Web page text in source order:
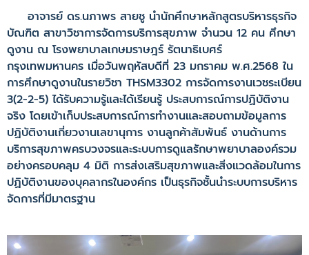
อาจารย์ ดร.นภาพร สายชู นำนักศึกษาหลักสูตรบริหารธุรกิจ
บัณฑิต สาขาวิชาการจัดการบริการสุขภาพ จำนวน 12 คน ศึกษา
ดูงาน ณ โรงพยาบาลเกษมราษฎร์ รัตนาธิเบศร์
กรุงเทพมหานคร เมื่อวันพฤหัสบดีที่ 23 มกราคม พ.ศ.2568 ใน
การศึกษาดูงานในรายวิชา THSM3302 การจัดการงานเวชระเบียน
3(2-2-5) ได้รับความรู้และได้เรียนรู้ ประสบการณ์การปฏิบัติงาน
จริง โดยเข้าเก็บประสบการณ์การทำงานและสอบถามข้อมูลการ
ปฏิบัติงานเกี่ยวงานเลขานุการ งานลูกค้าสัมพันธ์ งานด้านการ
บริการสุขภาพครบวงจรและระบบการดูแลรักษาพยาบาลองค์รวม
อย่างครอบคลุม 4 มิติ การส่งเสริมสุขภาพและสิ่งแวดล้อมในการ
ปฏิบัติงานของบุคลากรในองค์กร เป็นธุรกิจชั้นนำระบบการบริหาร
จัดการที่มีมาตรฐาน